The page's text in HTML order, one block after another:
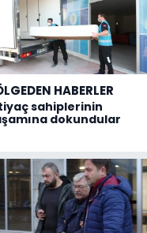
HABERLER
sahiplerinin
dokundular